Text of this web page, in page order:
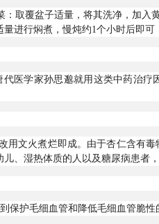
取覆盆子适量，将其洗净，加入
进行焖煮，慢炖约1个小时后即可
医学家孙思邈就用这类中药治疗
用文火煮烂即成。由于杏仁含有
、湿热体质的人以及糖尿病患者
保护毛细血管和降低毛细血管脆性